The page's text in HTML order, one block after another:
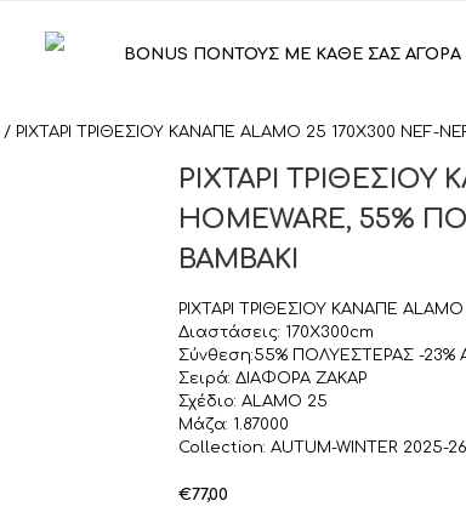
BONUS ΠΟΝΤΟΥΣ ΜΕ ΚΑΘΕ ΣΑΣ ΑΓΟΡΑ
/ ΡΙΧΤΑΡΙ ΤΡΙΘΕΣΙΟΥ ΚΑΝΑΠΕ ALAMO 25 170X300 NEF-
ΡΙΧΤΑΡΙ ΤΡΙΘΕΣΙΟΥ
HOMEWARE, 55%
ΒΑΜΒΑΚΙ
ΡΙΧΤΑΡΙ ΤΡΙΘΕΣΙΟΥ ΚΑΝΑΠΕ
Διαστάσεις: 170X300cm
Σύνθεση:55% ΠΟΛΥΕΣΤΕΡΑΣ -23%
Σειρά: ΔΙΑΦΟΡΑ ΖΑΚΑΡ
Σχέδιο: ALAMO 25
Μάζα: 1.87000
Collection: AUTUM-WINTER 2025-26
€77,00